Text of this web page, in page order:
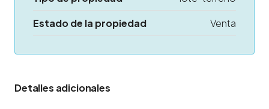
Estado de la propiedad
Venta
Detalles adicionales